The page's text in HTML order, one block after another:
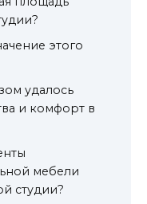
этого
удалось
и комфорт в
мебели
студии?